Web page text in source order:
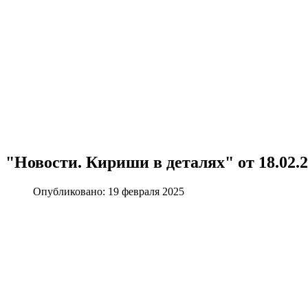
"Новости. Кириши в деталях" от
Опубликовано: 19 февраля 2025